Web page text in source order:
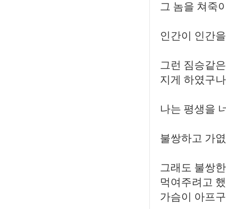
그 놈을 쳐죽
인간이 인간
그런 짐승같
지게 하였구
나는 평생을
불쌍하고 가
그래도 불쌍
먹여주려고
가슴이 아프